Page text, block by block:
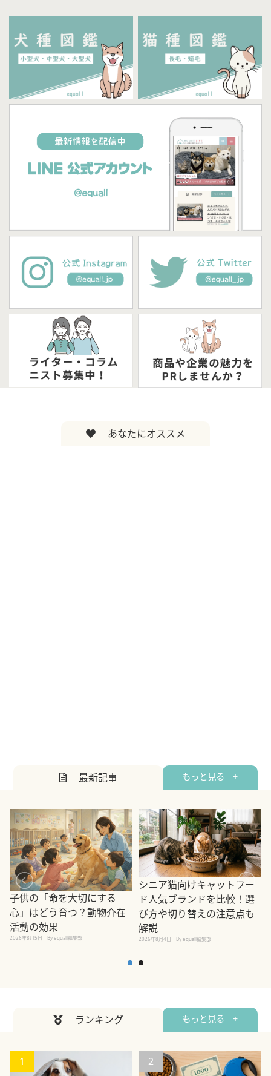
あなたにオススメ
最新記事 もっと見る +
子供の「命を大切にする
心」はどう育つ？動物介在
活動の効果
2026年8月5日 By equall編集部
シニア猫向けキャットフー
ド人気ブランドを比較！選
び方や切り替えの注意点も
解説
2026年8月4日 By equall編集部
ランキング もっと見る +
1 2